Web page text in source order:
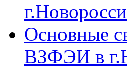
Основные
ВЗФЭИ в